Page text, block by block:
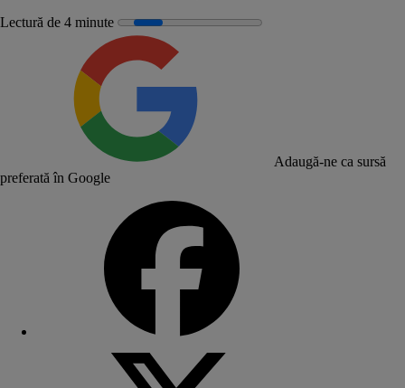
Lectură de 4 minute
Adaugă-ne ca sursă
preferată în Google